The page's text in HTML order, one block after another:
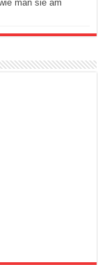
man sie am